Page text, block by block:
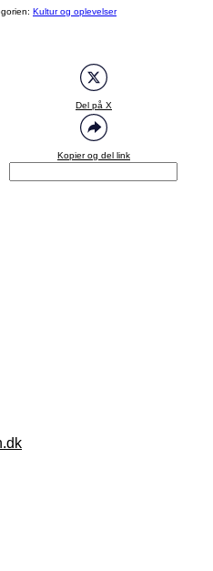
Kultur og oplevelser
Del på X
Kopier og del link